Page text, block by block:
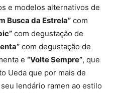
e modelos alternativos de
Busca da Estrela” com
com degustação de
com degustação de
e “Volte Sempre”, que
Ueda que por mais de
lendário ramen ao estilo